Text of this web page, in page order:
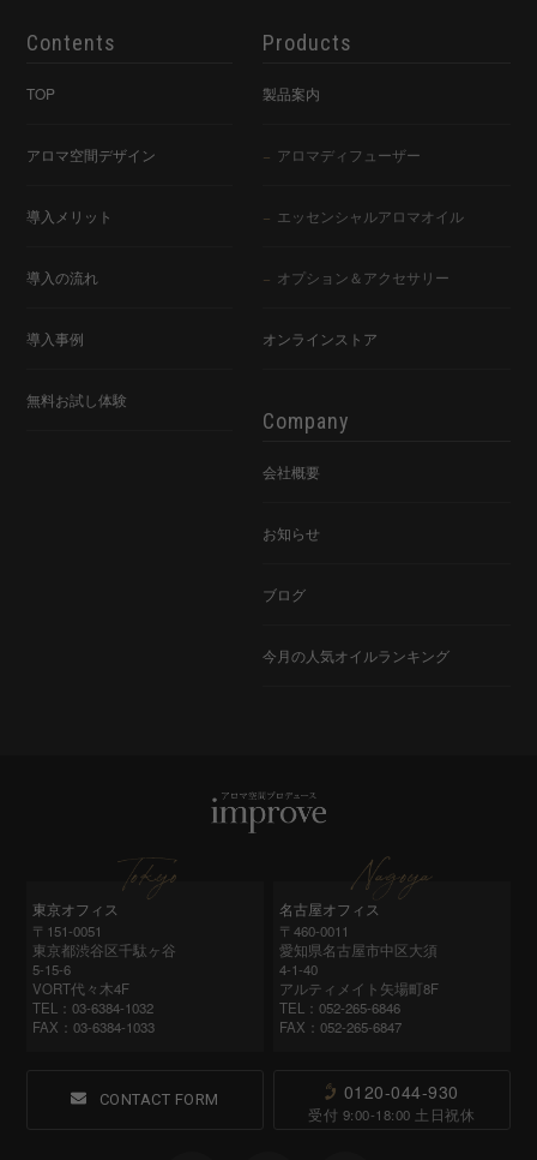
Contents
TOP
アロマ空間デザイン
導入メリット
導入の流れ
導入事例
無料お試し体験
Products
製品案内
アロマディフューザー
エッセンシャルアロマオイル
オプション＆アクセサリー
オンラインストア
Company
会社概要
お知らせ
ブログ
今月の人気オイルランキング
東京オフィス
〒151-0051
東京都渋谷区千駄ヶ谷
5-15-6
VORT代々木4F
TEL：03-6384-1032
FAX：03-6384-1033
名古屋オフィス
〒460-0011
愛知県名古屋市中区大須
4-1-40
アルティメイト矢場町8F
TEL：052‑265‑6846
FAX：052‑265‑6847
CONTACT FORM 0120-044-930
受付 9:00-18:00 土日祝休